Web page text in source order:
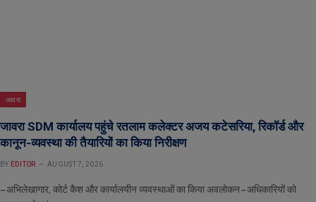
जावरा
जावरा SDM कार्यालय पहुंचे रतलाम कलेक्टर अजय कटेसरिया, रिकॉर्ड और
कानून-व्यवस्था की तैयारियों का किया निरीक्षण
BY EDITOR AUGUST 7, 2026
– अभिलेखागार, कोर्ट कैश और कार्यालयीन व्यवस्थाओं का किया अवलोकन – अधिकारियों को